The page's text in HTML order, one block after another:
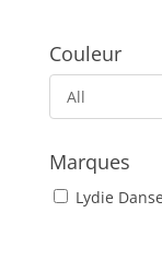
Couleur
All
Marques
Lydie Danse